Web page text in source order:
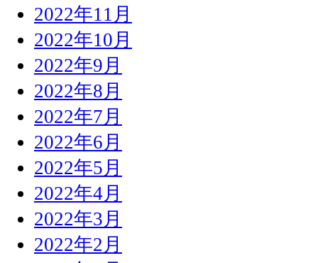
2022年11月
2022年10月
2022年9月
2022年8月
2022年7月
2022年6月
2022年5月
2022年4月
2022年3月
2022年2月